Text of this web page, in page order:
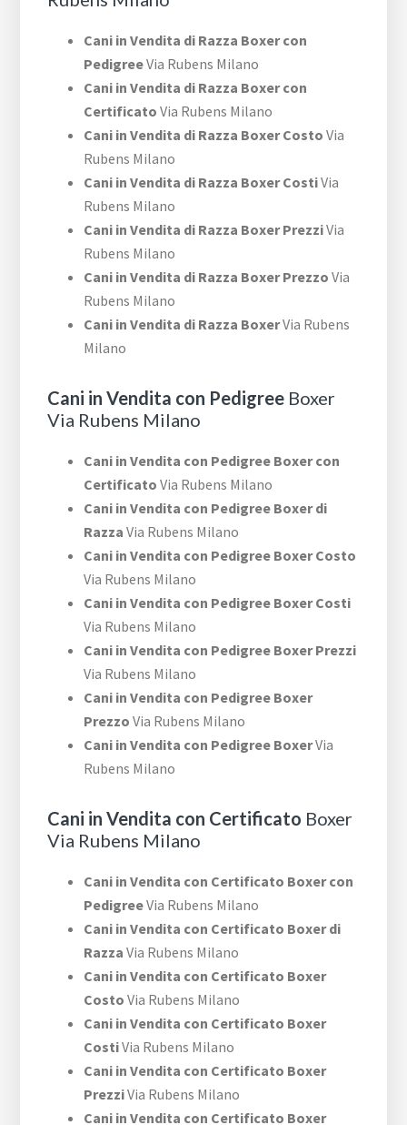
Cani in Vendita di Razza Boxer con
PedigreeVia Rubens Milano
Cani in Vendita di Razza Boxer con
Certificato Via Rubens Milano
Cani in Vendita di Razza Boxer Costo Via
Rubens Milano
Cani in Vendita di Razza Boxer CostiVia
Rubens Milano
Cani in Vendita di Razza Boxer PrezziVia
Rubens Milano
Cani in Vendita di Razza Boxer Prezzo Via
Rubens Milano
Cani in Vendita di Razza BoxerVia Rubens
Milano
Cani in Vendita con Pedigree Boxer
Via Rubens Milano
Cani in Vendita con Pedigree Boxer con
Certificato Via Rubens Milano
Cani in Vendita con Pedigree Boxer di
Razza Via Rubens Milano
Cani in Vendita con Pedigree Boxer Costo
Via Rubens Milano
Cani in Vendita con Pedigree Boxer Costi
Via Rubens Milano
Cani in Vendita con Pedigree Boxer Prezzi
Via Rubens Milano
Cani in Vendita con Pedigree Boxer
Prezzo Via Rubens Milano
Cani in Vendita con Pedigree BoxerVia
Rubens Milano
Cani in Vendita con Certificato Boxer
Via Rubens Milano
Cani in Vendita con Certificato Boxer con
PedigreeVia Rubens Milano
Cani in Vendita con Certificato Boxer di
Razza Via Rubens Milano
Cani in Vendita con Certificato Boxer
Costo Via Rubens Milano
Cani in Vendita con Certificato Boxer
CostiVia Rubens Milano
Cani in Vendita con Certificato Boxer
PrezziVia Rubens Milano
Cani in Vendita con Certificato Boxer